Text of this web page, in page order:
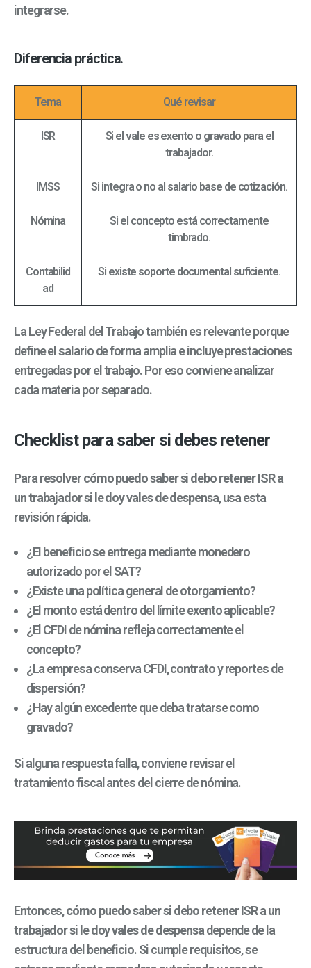
integrarse.
Diferencia práctica.
Tema Qué revisar
ISR
Si el vale es exento o gravado para el
trabajador.
IMSS Si integra o no al salario base de cotización.
Nómina
Si el concepto está correctamente
timbrado.
Contabilid
ad
Si existe soporte documental suficiente.
LaLey Federal del Trabajotambién es relevante porque
define el salario de forma amplia e incluye prestaciones
entregadas por el trabajo. Por eso conviene analizar
cada materia por separado.
Checklist para saber si debes retener
Para resolvercómo puedo saber si debo retener ISR a
un trabajador si le doy vales de despensa, usa esta
revisión rápida.
¿El beneficio se entrega mediante monedero
autorizado por el SAT?
¿Existe una política general de otorgamiento?
¿El monto está dentro del límite exento aplicable?
¿El CFDI de nómina refleja correctamente el
concepto?
¿La empresa conserva CFDI, contrato y reportes de
dispersión?
¿Hay algún excedente que deba tratarse como
gravado?
Si alguna respuesta falla, conviene revisar el
tratamiento fiscal antes del cierre de nómina.
Entonces,cómo puedo saber si debo retener ISR a un
trabajador si le doy vales de despensadepende de la
estructura del beneficio. Si cumple requisitos, se